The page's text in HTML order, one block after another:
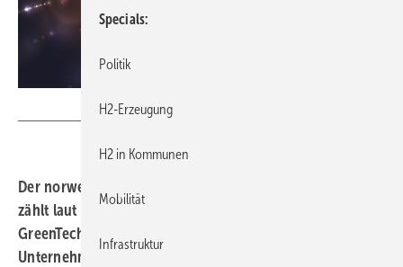
Der norwegische PEM-Elektrolyseur-Hersteller Hystar
zählt laut Time und Statista zu den weltweit führenden
GreenTech-Unternehmen 2026. Im Ranking kletterte das
Unternehmen von Platz 142 auf Rang 81 und gehört
Specials
Politik
H2-Erzeugung
H2 in Kommunen
Mobilität
Infrastruktur